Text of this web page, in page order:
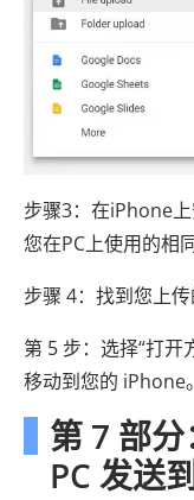
步骤3：在iPhone
您在PC上使用的相
步骤 4：找到您上
第 5 步：选择“打开
移动到您的 iPhone。
第 7 部
PC 发送